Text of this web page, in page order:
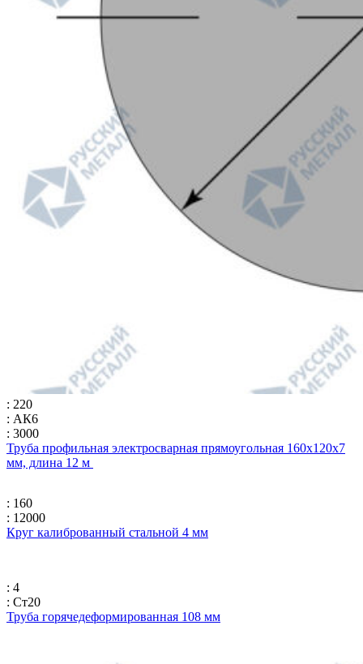
: 220
: АК6
: 3000
Труба профильная электросварная прямоугольная 160х120х7
мм, длина 12 м
: 160
: 12000
Круг калиброванный стальной 4 мм
: 4
: Ст20
Труба горячедеформированная 108 мм